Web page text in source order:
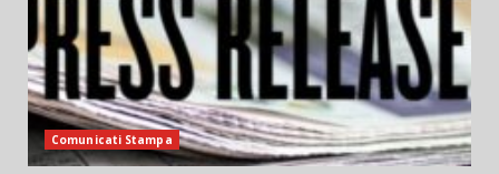
Comunicati Stampa